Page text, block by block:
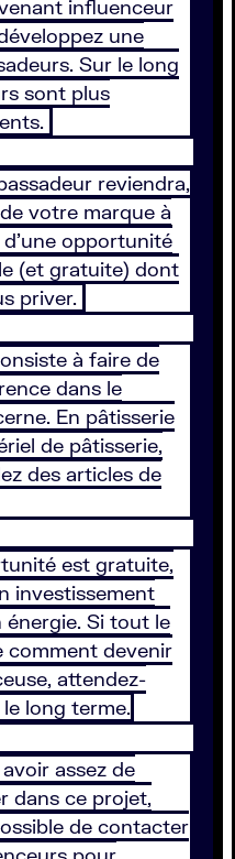
influenceur
une
Sur le long
sont plus
reviendra,
votre marque à
opportunité
(et gratuite) dont
priver.
à faire de
dans le
En pâtisserie
de pâtisserie,
des articles de
est gratuite,
investissement
Si tout le
comment devenir
attendez-
long terme.
assez de
dans ce projet,
de contacter